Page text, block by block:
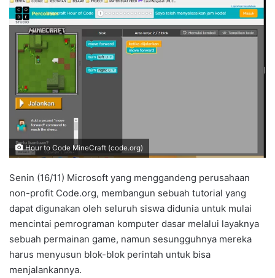
Hour to Code MineCraft (code.org)
Senin (16/11) Microsoft yang menggandeng perusahaan
non-profit Code.org, membangun sebuah tutorial yang
dapat digunakan oleh seluruh siswa didunia untuk mulai
mencintai pemrograman komputer dasar melalui layaknya
sebuah permainan game, namun sesungguhnya mereka
harus menyusun blok-blok perintah untuk bisa
menjalankannya.